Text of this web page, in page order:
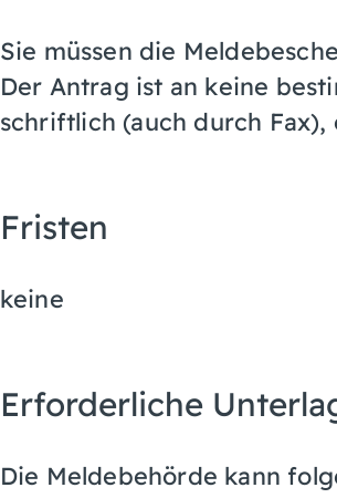
Sie müssen die
Der Antrag ist an keine
schriftlich (auch durch
Fristen
keine
Erforderliche
Die Meldebehörde kann